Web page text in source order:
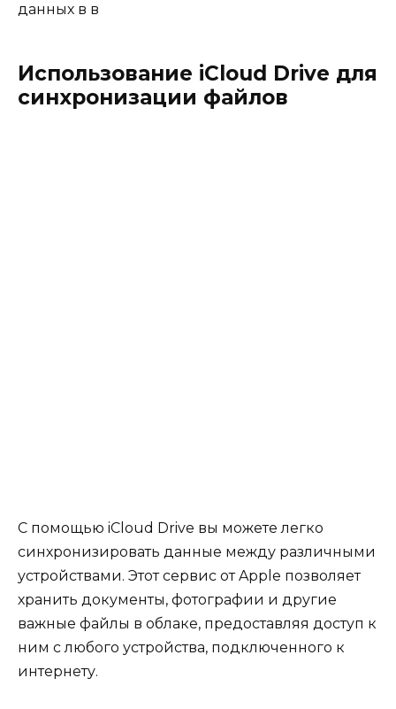
данных в в
Использование iCloud Drive для
синхронизации файлов
С помощью iCloud Drive вы можете легко
синхронизировать данные между различными
устройствами. Этот сервис от Apple позволяет
хранить документы, фотографии и другие
важные файлы в облаке, предоставляя доступ к
ним с любого устройства, подключенного к
интернету.